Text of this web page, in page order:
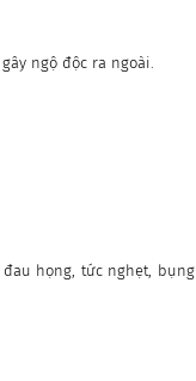
ngộ độc ra ngoài.
họng, tức nghẹt, bụng